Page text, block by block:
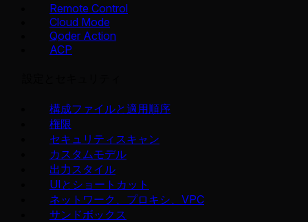
Remote Control
Cloud Mode
Qoder Action
ACP
構成ファイルと適用順序
権限
セキュリティスキャン
カスタムモデル
出力スタイル
UIとショートカット
ネットワーク、プロキシ、VPC
サンドボックス